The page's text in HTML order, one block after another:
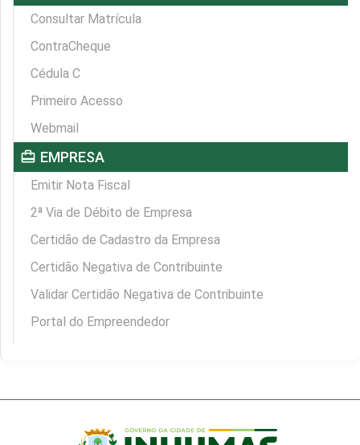
Consultar Matrícula
ContraCheque
Cédula C
Primeiro Acesso
Webmail
card_travel EMPRESA
Emitir Nota Fiscal
2ª Via de Débito de Empresa
Certidão de Cadastro da Empresa
Certidão Negativa de Contribuinte
Validar Certidão Negativa de Contribuinte
Portal do Empreendedor